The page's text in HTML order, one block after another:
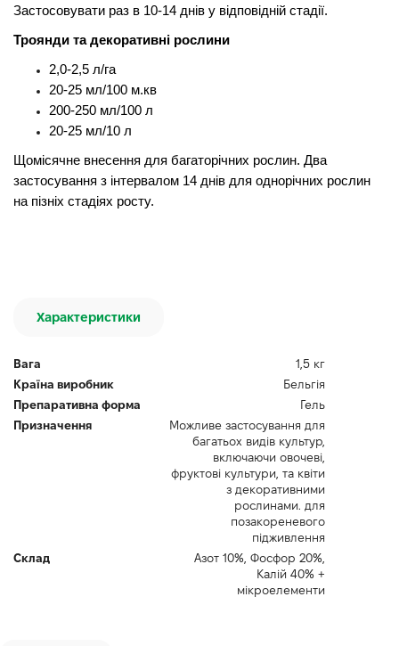
Застосовувати раз в 10-14 днів у відповідній стадії.
Троянди та декоративні рослини
2,0-2,5 л/га
20-25 мл/100 м.кв
200-250 мл/100 л
20-25 мл/10 л
Щомісячне внесення для багаторічних рослин. Два
застосування з інтервалом 14 днів для однорічних рослин
на пізніх стадіях росту.
Характеристики
Вага
1,5 кг
Країна виробник
Бельгія
Препаративна форма
Гель
Призначення
Можливе застосування для
багатьох видів культур,
включаючи овочеві,
фруктові культури, та квіти
з декоративними
рослинами. для
позакореневого
підживлення
Склад
Азот 10%, Фосфор 20%,
Калій 40% +
мікроелементи